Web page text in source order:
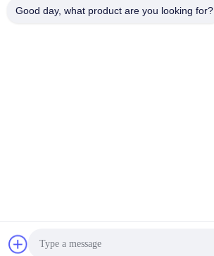
Good day, what product are you looking for?